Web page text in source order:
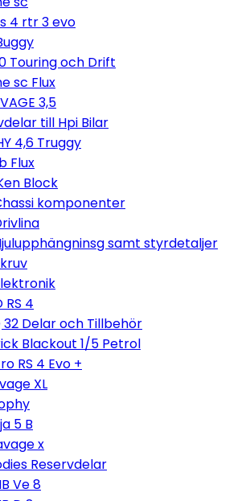
4 rtr 3 evo
Touring och Drift
sc Flux
3,5
till Hpi Bilar
4,6 Truggy
Flux
Block
komponenter
samt styrdetaljer
RS 4
32 Delar och Tillbehör
Blackout 1/5 Petrol
RS 4 Evo +
XL
5 B
x
Reservdelar
Ve 8